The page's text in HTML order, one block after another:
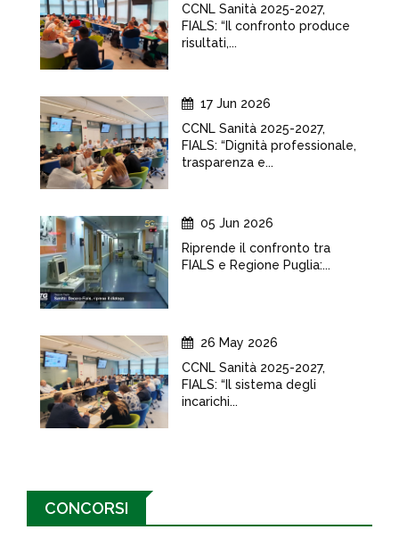
CCNL Sanità 2025-2027,
FIALS: “Il confronto produce
risultati,...
17 Jun 2026
CCNL Sanità 2025-2027,
FIALS: “Dignità professionale,
trasparenza e...
05 Jun 2026
Riprende il confronto tra
FIALS e Regione Puglia:...
26 May 2026
CCNL Sanità 2025-2027,
FIALS: “Il sistema degli
incarichi...
CONCORSI